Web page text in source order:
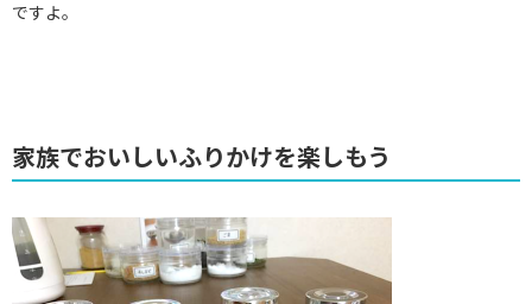
ですよ。
家族でおいしいふりかけを楽しもう